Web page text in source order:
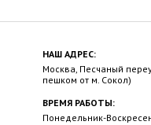
НАШ АДРЕС:
Москва, Песчаный
пешком от м. Сокол)
ВРЕМЯ РАБОТЫ:
Понедельник-